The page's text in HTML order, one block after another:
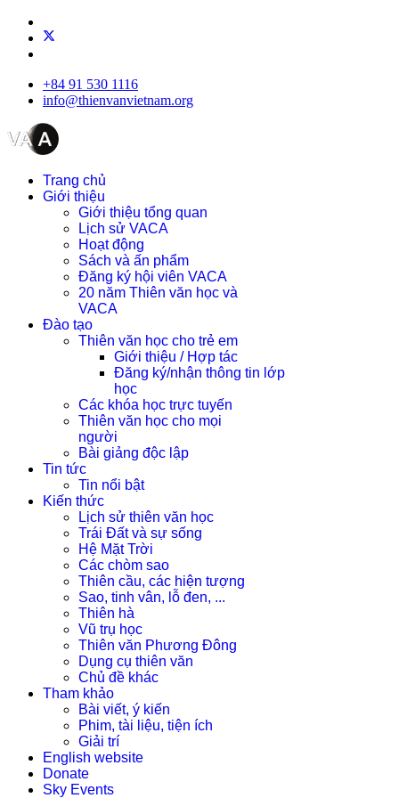
+84 91 530 1116
info@thienvanvietnam.org
Trang chủ
Giới thiệu
Giới thiệu tổng quan
Lịch sử VACA
Hoạt động
Sách và ấn phẩm
Đăng ký hội viên VACA
20 năm Thiên văn học và
VACA
Đào tạo
Thiên văn học cho trẻ em
Giới thiệu / Hợp tác
Đăng ký/nhận thông tin lớp
học
Các khóa học trực tuyến
Thiên văn học cho mọi
người
Bài giảng độc lập
Tin tức
Tin nổi bật
Kiến thức
Lịch sử thiên văn học
Trái Đất và sự sống
Hệ Mặt Trời
Các chòm sao
Thiên cầu, các hiện tượng
Sao, tinh vân, lỗ đen, ...
Thiên hà
Vũ trụ học
Thiên văn Phương Đông
Dụng cụ thiên văn
Chủ đề khác
Tham khảo
Bài viết, ý kiến
Phim, tài liệu, tiện ích
Giải trí
English website
Donate
Sky Events